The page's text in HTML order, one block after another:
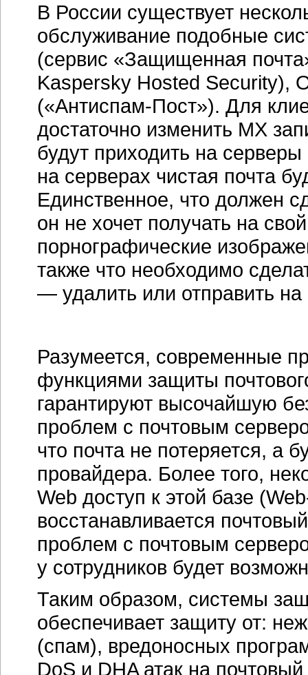
В России существует
обслуживание подобные
(сервис «Защищенная
Kaspersky Hosted Security),
(«Антиспам-Пост»). Для
достаточно изменить MX
будут приходить на
на серверах чистая почта
Единственное, что должен
он не хочет получать на
порнографические
также что необходимо
— удалить или отправить на
Разумеется, современные
функциями защиты
гарантируют высочайшую
проблем с почтовым
что почта не потеряется, а
провайдера. Более того,
Web доступ к этой базе
восстанавливается
проблем с почтовым
у сотрудников будет
Таким образом, системы
обеспечивает защиту от:
(спам), вредоносных
DoS и DHA атак на